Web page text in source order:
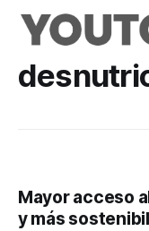
Mayor acceso
y más